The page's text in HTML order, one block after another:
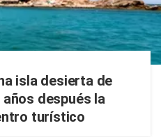
isla desierta de
después la
turístico